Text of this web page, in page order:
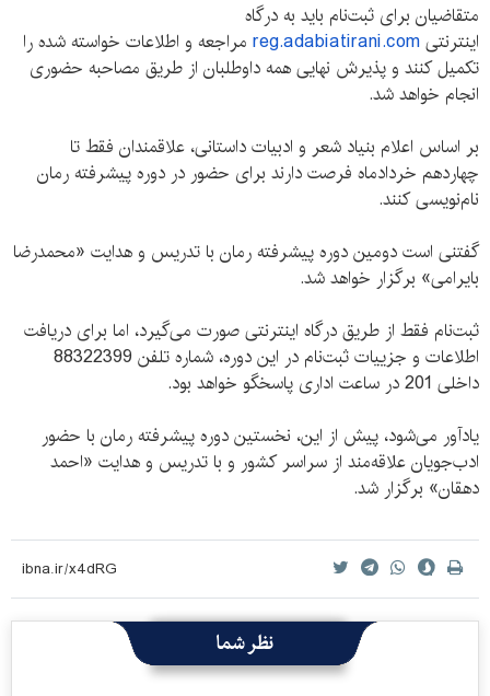
متقاضیان برای ثبت‌نام باید به درگاه
اینترنتیreg.adabiatirani.com مراجعه و اطلاعات خواسته شده را
تکمیل کنند و پذیرش نهایی همه داوطلبان از طریق مصاحبه حضوری
انجام خواهد شد.
بر اساس اعلام بنیاد شعر و ادبیات داستانی، علاقمندان فقط تا
چهاردهم خردادماه فرصت دارند برای حضور در دوره پیشرفته رمان
نام‌نویسی کنند.
گفتنی است دومین دوره پیشرفته‌ رمان با تدریس و هدایت «محمدرضا
بایرامی» برگزار خواهد شد.
ثبت‌نام فقط از طریق درگاه اینترنتی صورت می‌گیرد، اما برای دریافت
اطلاعات و جزییات ثبت‌نام در این دوره، شماره تلفن 88322399
داخلی 201 در ساعت اداری پاسخگو خواهد بود.
یادآور می‌شود، پیش از این، نخستین دوره پیشرفته رمان با حضور
ادب‌جویان علاقه‌مند از سراسر کشور و با تدریس و هدایت «احمد
دهقان» برگزار شد.
نظر شما